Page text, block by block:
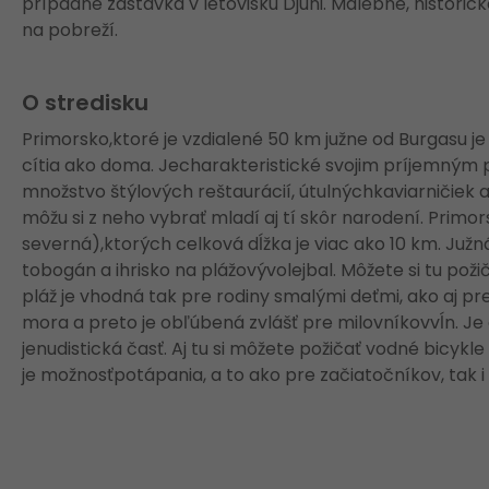
na pobreží.
O stredisku
Primorsko,ktoré je vzdialené 50 km južne od
cítia ako doma. Jecharakteristické svojim
množstvo štýlových reštaurácií, útulnýchkaviarničiek
môžu si z neho vybrať mladí aj tí skôr narodení.
severná),ktorých celková dĺžka je viac ako 10 km.
tobogán a ihrisko na plážovývolejbal. Môžete si tu
pláž je vhodná tak pre rodiny smalými deťmi, ako aj
mora a preto je obľúbená zvlášť pre milovníkovvĺn.
jenudistická časť. Aj tu si môžete požičať vodné
je možnosťpotápania, a to ako pre začiatočníkov, tak